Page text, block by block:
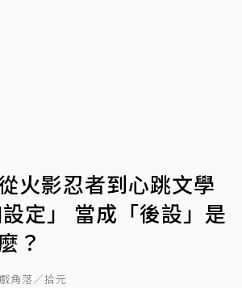
火影忍者到心跳文學
定」 當成「後設」是
？
角落／拾元